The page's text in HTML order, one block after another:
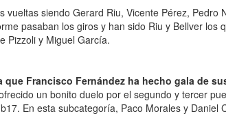
vueltas siendo Gerard Riu, Vicente Pérez,
pasaban los giros y han sido Riu y Bellver
Pizzoli y Miguel García.
Francisco Fernández ha hecho gala de
un bonito duelo por el segundo y tercer
En esta subcategoría, Paco Morales y